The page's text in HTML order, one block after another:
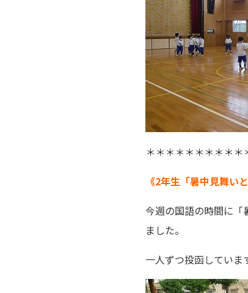
＊＊＊＊＊＊＊＊＊＊
《2年生「暑中見舞い
今週の国語の時間に「
ました。
一人ずつ投函していま